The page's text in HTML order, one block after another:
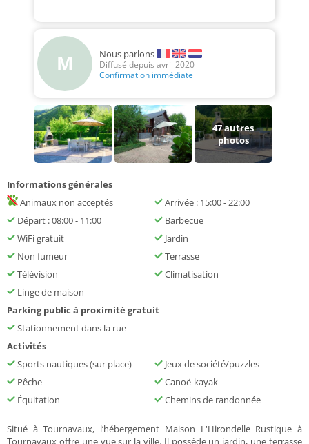
M Nous parlons
Diffusé depuis avril 2020
Confirmation immédiate
47autres
photos
Informations générales
Animaux non acceptés
Arrivée : 15:00 - 22:00
Départ : 08:00 - 11:00
Barbecue
WiFi gratuit
Jardin
Non fumeur
Terrasse
Télévision
Climatisation
Linge de maison
Parking public à proximité gratuit
Stationnement dans la rue
Activités
Sports nautiques (sur place)
Jeux de société/puzzles
Pêche
Canoë-kayak
Équitation
Chemins de randonnée
Situé à Tournavaux, l’hébergement Maison L'Hirondelle Rustique à
Tournavaux offre une vue sur la ville. Il possède un jardin, une terrasse